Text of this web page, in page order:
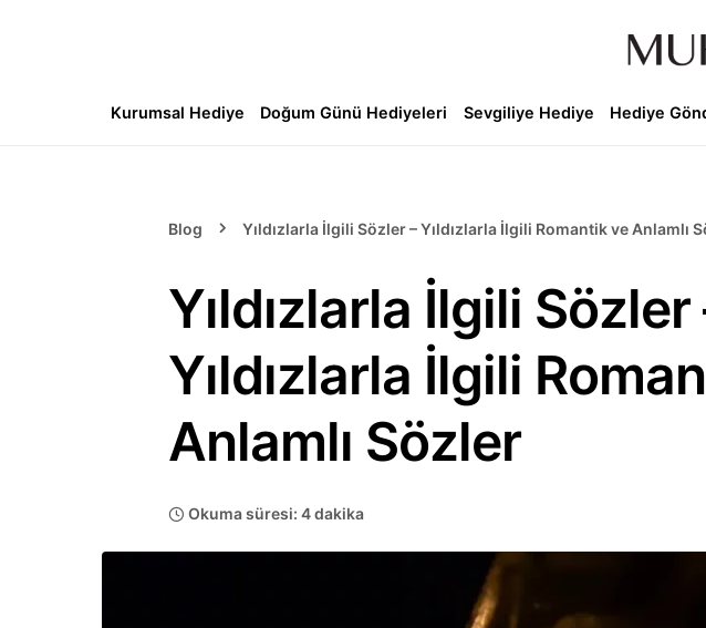
Kurumsal Hediye Doğum Günü Hediyeleri Sevgiliye Hediye Hediye
Blog Yıldızlarla İlgili Sözler – Yıldızlarla İlgili Romantik ve Anlamlı
Yıldızlarla İlgili Sözler
Yıldızlarla İlgili
Anlamlı Sözler
Okuma süresi: 4 dakika